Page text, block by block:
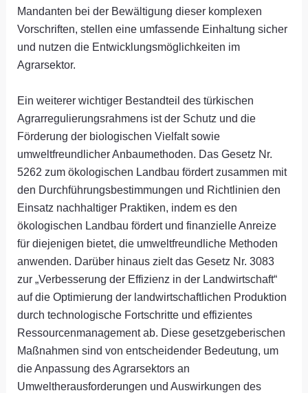
Mandanten bei der Bewältigung dieser komplexen
Vorschriften, stellen eine umfassende Einhaltung sicher
und nutzen die Entwicklungsmöglichkeiten im
Agrarsektor.
Ein weiterer wichtiger Bestandteil des türkischen
Agrarregulierungsrahmens ist der Schutz und die
Förderung der biologischen Vielfalt sowie
umweltfreundlicher Anbaumethoden. Das Gesetz Nr.
5262 zum ökologischen Landbau fördert zusammen mit
den Durchführungsbestimmungen und Richtlinien den
Einsatz nachhaltiger Praktiken, indem es den
ökologischen Landbau fördert und finanzielle Anreize
für diejenigen bietet, die umweltfreundliche Methoden
anwenden. Darüber hinaus zielt das Gesetz Nr. 3083
zur „Verbesserung der Effizienz in der Landwirtschaft“
auf die Optimierung der landwirtschaftlichen Produktion
durch technologische Fortschritte und effizientes
Ressourcenmanagement ab. Diese gesetzgeberischen
Maßnahmen sind von entscheidender Bedeutung, um
die Anpassung des Agrarsektors an
Umweltherausforderungen und Auswirkungen des